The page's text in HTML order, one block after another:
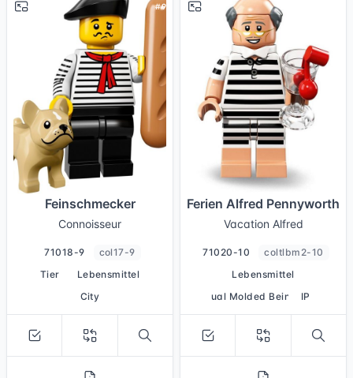
# 9
Feinschmecker
Connoisseur
71018-9
col17-9
Tier
Lebensmittel
City
Ferien Alfred Pennyworth
Vacation Alfred
71020-10
coltlbm2-10
Lebensmittel
Dual Molded Beine
IP